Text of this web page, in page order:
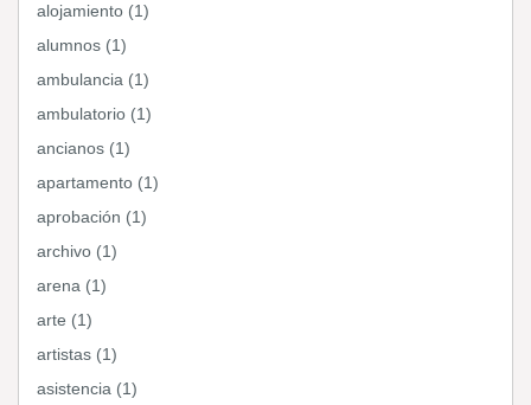
alojamiento (1)
alumnos (1)
ambulancia (1)
ambulatorio (1)
ancianos (1)
apartamento (1)
aprobación (1)
archivo (1)
arena (1)
arte (1)
artistas (1)
asistencia (1)